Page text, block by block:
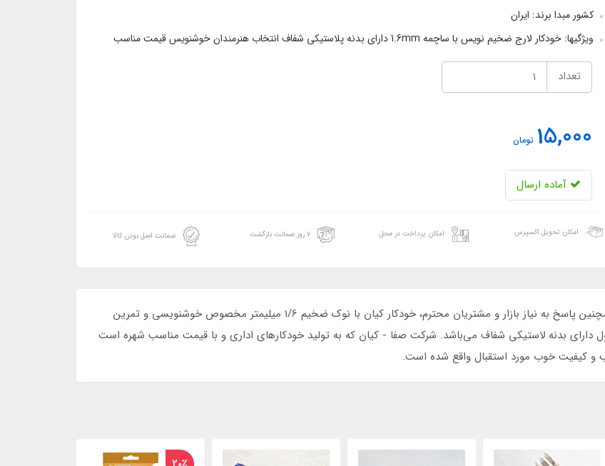
کشور مبدا برند: ایران
ویژگیها: خودکار لارج ضخیم نویس با ساچمه 1.6mm دارای بدنه پلاستیکی شفاف انتخاب هنرمندان خوشنویس قیمت مناسب
تعداد
15,000 تومان
آماده ارسال
امکان تحویل اکسپرس امکان پرداخت در محل ۷ روز ضمانت بازگشت ضمانت اصل بودن کالا
در راستای ایجاد تنوع محصولات شرکت قلم خودکار صفا و همچنین پاسخ به نیاز بازار و مشتریان محترم، خودکار کیان با نوک ضخیم 1/6 میلیمتر مخصوص خوشنویسی و تمرین
دارای بدنه ‌لاستیکی شفاف می‌باشد. شرکت صفا - کیان که به تولید خودکارهای اداری و با قیمت مناسب شهره است
و کیفیت خوب مورد استقبال واقع شده است.